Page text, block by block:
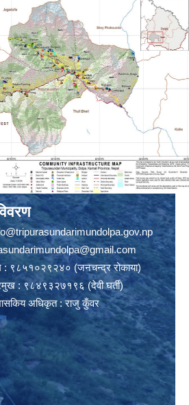
९८५१०२९२४० (जनचन्द्र रोकाया)
: ९८४९३२७१९६ (देवी घर्ती)
अधिकृत : राजु कुँवर